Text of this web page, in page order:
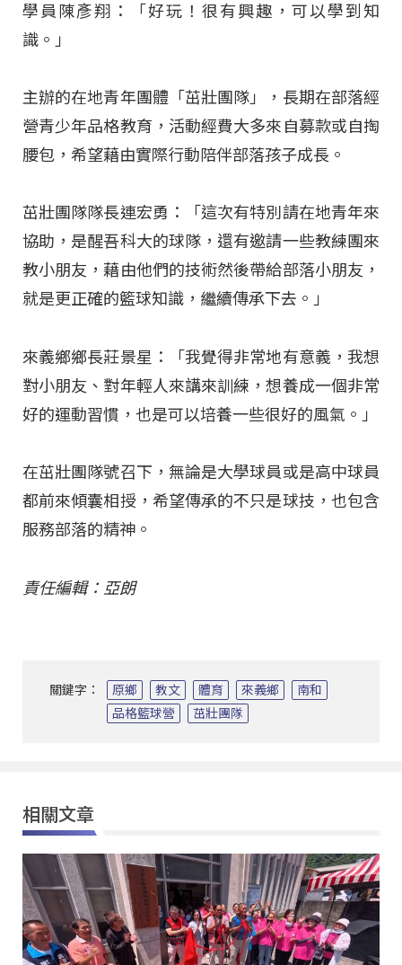
學員陳彥翔：「好玩！很有興趣，可以學到知
識。」
主辦的在地青年團體「茁壯團隊」，長期在部落經
營青少年品格教育，活動經費大多來自募款或自掏
腰包，希望藉由實際行動陪伴部落孩子成長。
茁壯團隊隊長連宏勇：「這次有特別請在地青年來
協助，是醒吾科大的球隊，還有邀請一些教練團來
教小朋友，藉由他們的技術然後帶給部落小朋友，
就是更正確的籃球知識，繼續傳承下去。」
來義鄉鄉長莊景星：「我覺得非常地有意義，我想
對小朋友、對年輕人來講來訓練，想養成一個非常
好的運動習慣，也是可以培養一些很好的風氣。」
在茁壯團隊號召下，無論是大學球員或是高中球員
都前來傾囊相授，希望傳承的不只是球技，也包含
服務部落的精神。
責任編輯：亞朗
關鍵字： 原鄉 教文 體育 來義鄉
南和
品格籃球營
茁壯團隊
相關文章